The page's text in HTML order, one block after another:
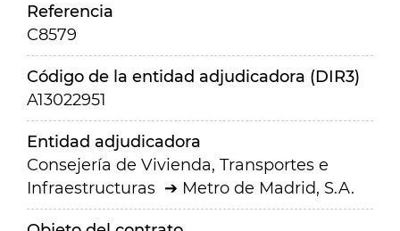
Referencia
C8579
Código de la entidad adjudicadora (DIR3)
A13022951
Entidad adjudicadora
Consejería de Vivienda, Transportes e
Infraestructuras
Metro de Madrid, S.A.